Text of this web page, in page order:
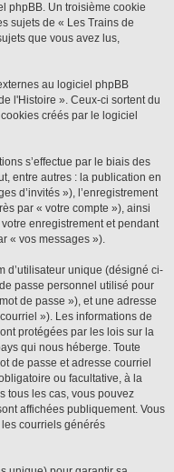
phpBB. Un troisième cookie
sujets de « Les Trains de
que vous avez lus,
au logiciel phpBB
l'Histoire ». Ceux-ci sortent du
créés par le logiciel
s’effectue par le biais des
entre autres : la publication en
d’invités »), l’enregistrement
par « votre compte »), ainsi
enregistrement et pendant
« vos messages »).
d’utilisateur unique (désigné ci-
passe personnel utilisé pour
de passe »), et une adresse
»). Les informations de
protégées par les lois sur la
qui nous héberge. Toute
de passe et adresse courriel
ou facultative, à la
tous les cas, vous pouvez
affichées publiquement. Vous
courriels générés